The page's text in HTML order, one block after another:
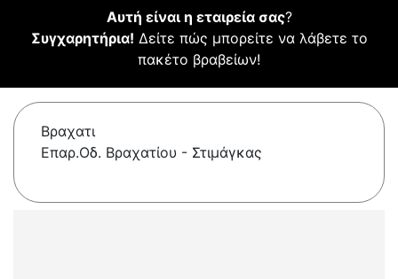
Αυτή είναι η εταιρεία σας?
Συγχαρητήρια! Δείτε πώς μπορείτε να λάβετε το
πακέτο βραβείων!
Βραχατι
Επαρ.Οδ. Βραχατίου - Στιμάγκας